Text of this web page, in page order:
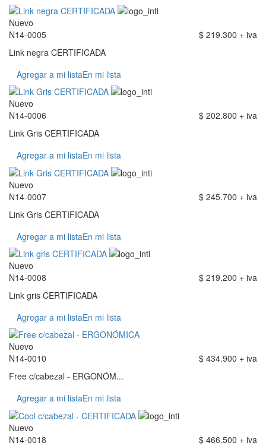
Nuevo
N14-0005
$ 219.300 + iva
Link negra CERTIFICADA
Agregar a mi listaEn mi lista
Nuevo
N14-0006
$ 202.800 + iva
Link Gris CERTIFICADA
Agregar a mi listaEn mi lista
Nuevo
N14-0007
$ 245.700 + iva
Link Gris CERTIFICADA
Agregar a mi listaEn mi lista
Nuevo
N14-0008
$ 219.200 + iva
Link gris CERTIFICADA
Agregar a mi listaEn mi lista
Nuevo
N14-0010
$ 434.900 + iva
Free c/cabezal - ERGONÓM...
Agregar a mi listaEn mi lista
Nuevo
N14-0018
$ 466.500 + iva